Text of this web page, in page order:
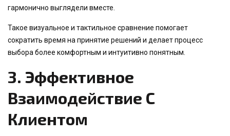
гармонично выглядели вместе.
Такое визуальное и тактильное сравнение помогает
сократить время на принятие решений и делает процесс
выбора более комфортным и интуитивно понятным.
3. Эффективное
Взаимодействие С
Клиентом